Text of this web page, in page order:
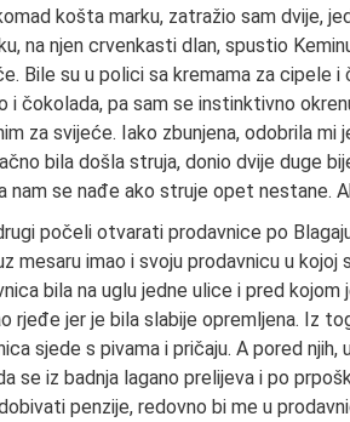
košta marku, zatražio sam dvije,
na njen crvenkasti dlan, spustio
Bile su u polici sa kremama za cipele
i čokolada, pa sam se instinktivno
za svijeće. Iako zbunjena, odobrila mi
bila došla struja, donio dvije duge
nam se nađe ako struje opet nestane.
počeli otvarati prodavnice po
mesaru imao i svoju prodavnicu u
bila na uglu jedne ulice i pred
rjeđe jer je bila slabije opremljena. Iz
sjede s pivama i pričaju. A pored njih,
se iz badnja lagano prelijeva i po
penzije, redovno bi me u